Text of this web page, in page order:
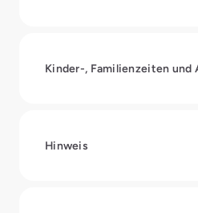
Kinder-, Familienzeiten und
Hinweis